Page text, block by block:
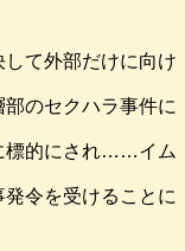
て外部だけに向け
のセクハラ事件に
標的にされ……イム
令を受けることに